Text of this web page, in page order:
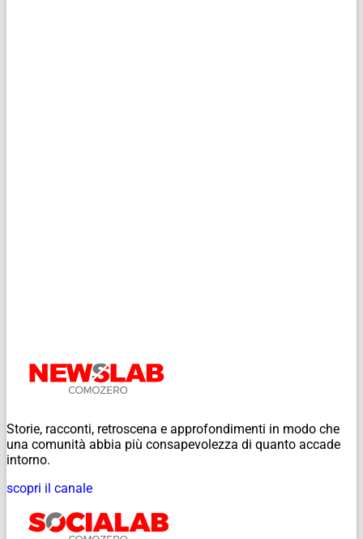
Storie, racconti, retroscena e approfondimenti in modo che
una comunità abbia più consapevolezza di quanto accade
intorno.
scopri il canale